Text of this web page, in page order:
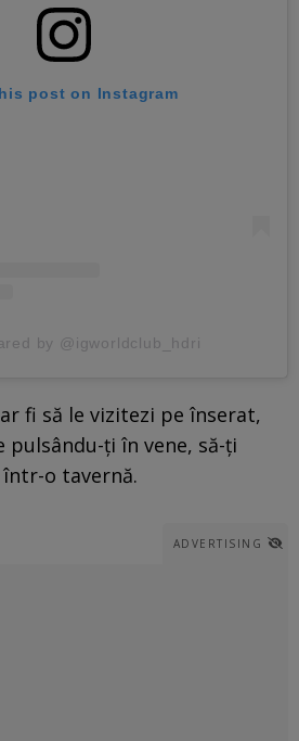
post on Instagram
by @igworldclub_hdri
fi să le vizitezi pe înserat,
pulsându-ți în vene, să-ți
o tavernă.
ADVERTISING